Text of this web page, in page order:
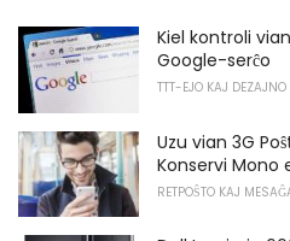
Kiel kontroli
Google-serĉo
TTT-EJO KAJ DEZAJNO
Uzu vian 3G
Konservi Mono
RETPOŜTO KAJ